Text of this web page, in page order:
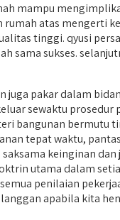
mampu
atas mengerti
tinggi. qyusi
sukses.
pakar dalam
sewaktu prosedur
bangunan bermutu
tepat waktu,
keinginan
utama dalam
penilaian
apabila kita